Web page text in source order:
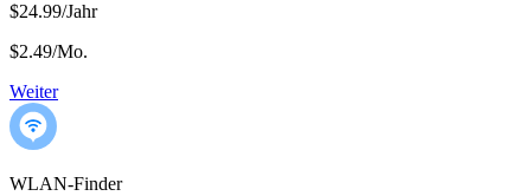
$24.99/Jahr
$2.49/Mo.
Weiter
WLAN-Finder